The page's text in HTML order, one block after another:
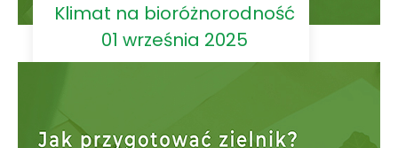
Klimat na bioróżnorodność
01 września 2025